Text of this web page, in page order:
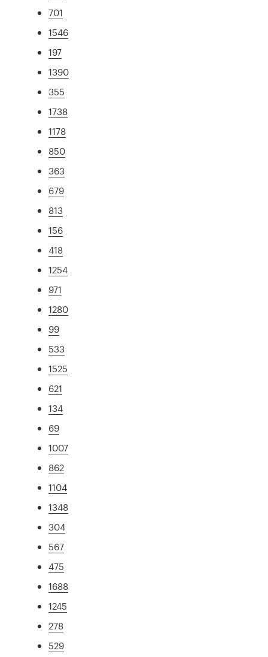
701
1546
197
1390
355
1738
1178
850
363
679
813
156
418
1254
971
1280
99
533
1525
621
134
69
1007
862
1104
1348
304
567
475
1688
1245
278
529